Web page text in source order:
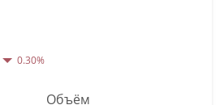
0.30%
Объём